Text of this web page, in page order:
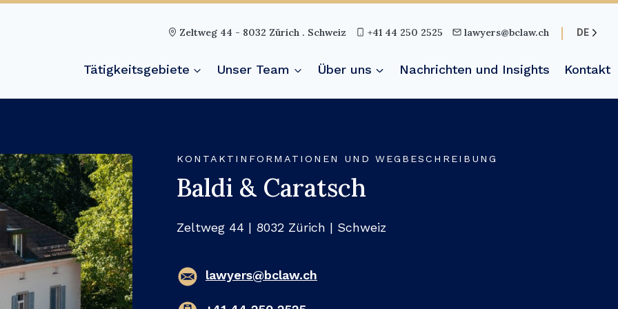
Zeltweg 44 - 8032 Zürich . Schweiz +41 44 250 2525 lawyers@bclaw.ch DE
Tätigkeitsgebiete Unser Team Über uns Nachrichten und Insights Kontakt
KONTAKTINFORMATIONEN UND WEGBESCHREIBUNG
Baldi & Caratsch
Zeltweg 44 | 8032 Zürich | Schweiz
lawyers@bclaw.ch